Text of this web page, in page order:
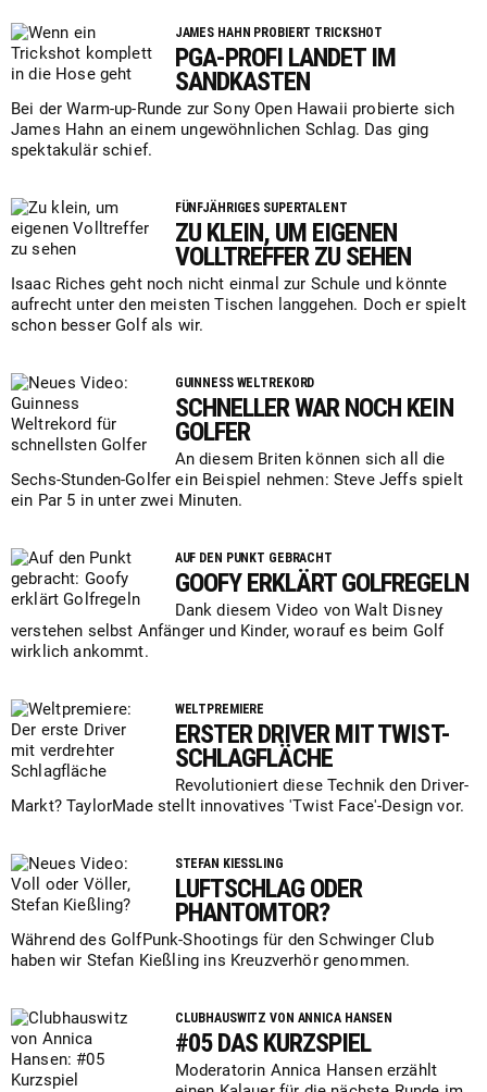
JAMES HAHN PROBIERT TRICKSHOT
PGA-PROFI LANDET IM
SANDKASTEN
Bei der Warm-up-Runde zur Sony Open Hawaii probierte sich
James Hahn an einem ungewöhnlichen Schlag. Das ging
spektakulär schief.
FÜNFJÄHRIGES SUPERTALENT
ZU KLEIN, UM EIGENEN
VOLLTREFFER ZU SEHEN
Isaac Riches geht noch nicht einmal zur Schule und könnte
aufrecht unter den meisten Tischen langgehen. Doch er spielt
schon besser Golf als wir.
GUINNESS WELTREKORD
SCHNELLER WAR NOCH KEIN
GOLFER
An diesem Briten können sich all die
Sechs-Stunden-Golfer ein Beispiel nehmen: Steve Jeffs spielt
ein Par 5 in unter zwei Minuten.
AUF DEN PUNKT GEBRACHT
GOOFY ERKLÄRT GOLFREGELN
Dank diesem Video von Walt Disney
verstehen selbst Anfänger und Kinder, worauf es beim Golf
wirklich ankommt.
WELTPREMIERE
ERSTER DRIVER MIT TWIST-
SCHLAGFLÄCHE
Revolutioniert diese Technik den Driver-
Markt? TaylorMade stellt innovatives 'Twist Face'-Design vor.
STEFAN KIESSLING
LUFTSCHLAG ODER
PHANTOMTOR?
Während des GolfPunk-Shootings für den Schwinger Club
haben wir Stefan Kießling ins Kreuzverhör genommen.
CLUBHAUSWITZ VON ANNICA HANSEN
#05 DAS KURZSPIEL
Moderatorin Annica Hansen erzählt